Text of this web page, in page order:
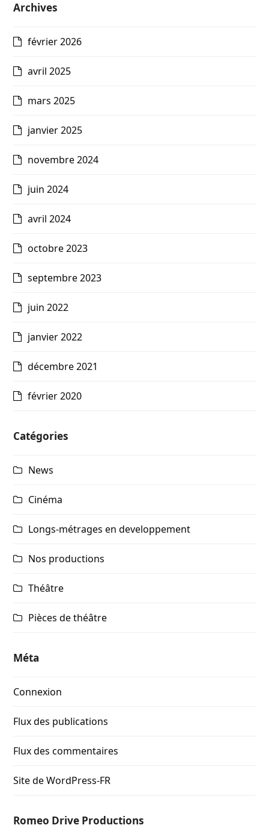
Archives
février 2026
avril 2025
mars 2025
janvier 2025
novembre 2024
juin 2024
avril 2024
octobre 2023
septembre 2023
juin 2022
janvier 2022
décembre 2021
février 2020
Catégories
News
Cinéma
Longs-métrages en developpement
Nos productions
Théâtre
Pièces de théâtre
Méta
Connexion
Flux des publications
Flux des commentaires
Site de WordPress-FR
Romeo Drive Productions